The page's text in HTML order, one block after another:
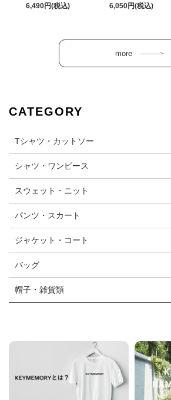
6,490円(税込)
6,050円(税込)
CATEGORY
Tシャツ・カットソー
シャツ・ワンピース
スウェット・ニット
パンツ・スカート
ジャケット・コート
バッグ
帽子・雑貨類